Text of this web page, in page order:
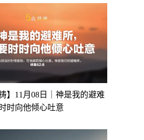
】11月08日｜神是我的避难
时向他倾心吐意